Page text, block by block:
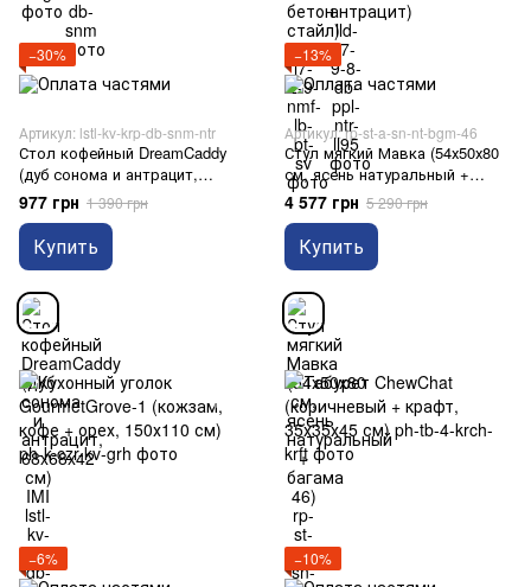
−30%
Артикул: lstl-kv-krp-db-snm-ntr
Стол кофейный DreamCaddy
(дуб сонома и антрацит,
68x68x42 см) IMI
977 грн 1 390 грн
Купить
−13%
Артикул: rp-st-a-sn-nt-bgm-46
Стул мягкий Мавка (54х50х80
см, ясень натуральный +
багама 46)
4 577 грн 5 290 грн
Купить
−6% −10%